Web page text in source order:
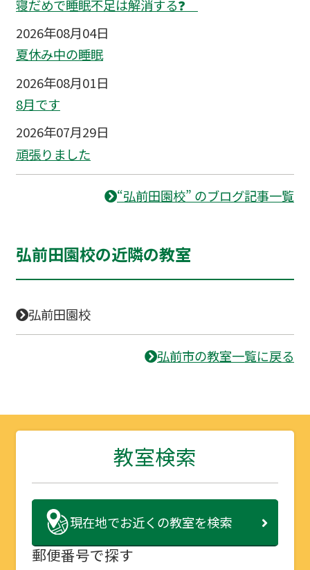
寝だめで睡眠不足は解消する❓
2026年08月04日
夏休み中の睡眠
2026年08月01日
8月です
2026年07月29日
頑張りました
“弘前田園校” のブログ記事一覧
弘前田園校の近隣の教室
弘前田園校
弘前市の教室一覧に戻る
教室検索
現在地でお近くの教室を検索
郵便番号で探す